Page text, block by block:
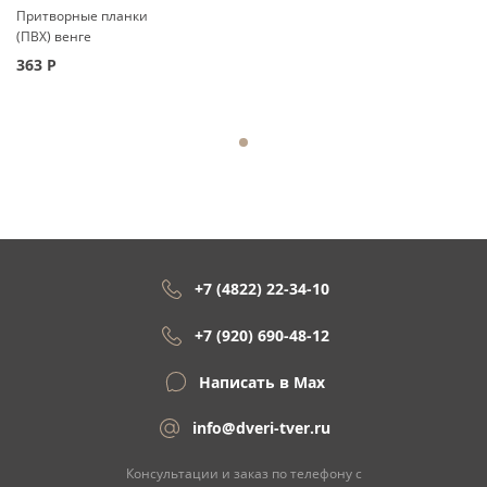
Притворные планки
(ПВХ) венге
363 Р
+7 (4822) 22-34-10
+7 (920) 690-48-12
Написать в Max
info@dveri-tver.ru
Консультации и заказ по телефону с